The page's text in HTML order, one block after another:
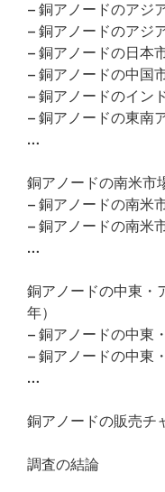
– 銅アノードのアジ
– 銅アノードのアジ
– 銅アノードの日本
– 銅アノードの中国
– 銅アノードのイン
– 銅アノードの東南
…
銅アノードの南米市
– 銅アノードの南米
– 銅アノードの南米
…
銅アノードの中東
年）
– 銅アノードの中東
– 銅アノードの中東
…
銅アノードの販売チ
調査の結論